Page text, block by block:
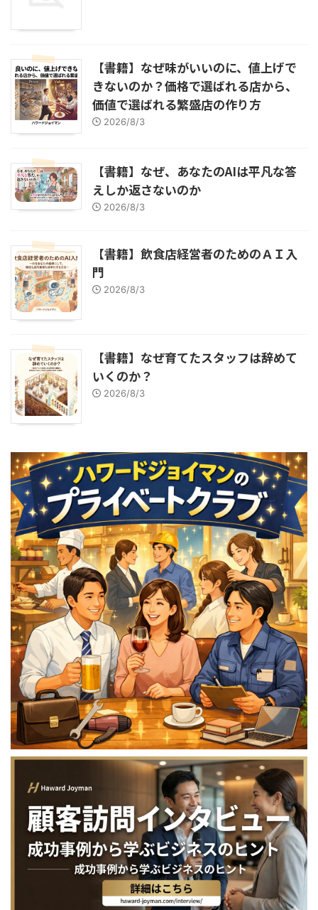
【書籍】なぜ味がいいのに、値上げで
きないのか？価格で選ばれる店から、
価値で選ばれる繁盛店の作り方
2026/8/3
【書籍】なぜ、あなたのAIは平凡な答
えしか返さないのか
2026/8/3
【書籍】飲食店経営者のためのＡＩ入
門
2026/8/3
【書籍】なぜ育てたスタッフは辞めて
いくのか？
2026/8/3